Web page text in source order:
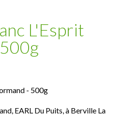
L'Esprit
- 500g
EARL Du Puits, à Berville La